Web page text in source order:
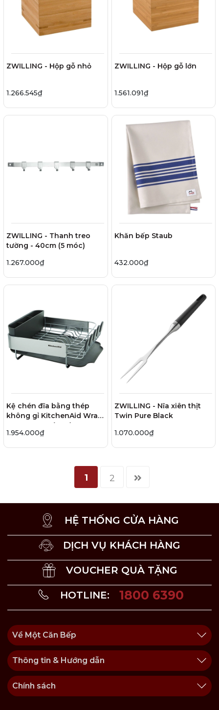
ZWILLING - Hộp gỗ nhỏ
1.266.545₫
ZWILLING - Hộp gỗ lớn
1.561.091₫
ZWILLING - Thanh treo
tường - 40cm (5 móc)
1.267.000₫
Khăn bếp Staub
432.000₫
Kệ chén đĩa bằng thép
không gỉ KitchenAid Wrap
Compact - Màu xám
1.954.000₫
ZWILLING - Nĩa xiên thịt
Twin Pure Black
1.070.000₫
1 2
HỆ THỐNG CỬA HÀNG
DỊCH VỤ KHÁCH HÀNG
VOUCHER QUÀ TẶNG
HOTLINE: 1800 6390
Về Một Căn Bếp
Thông tin & Hướng dẫn
Chính sách